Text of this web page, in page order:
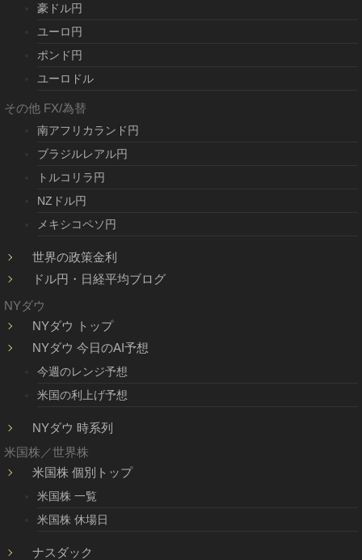
豪ドル円
ユーロ円
ポンド円
ユーロドル
その他 FX/為替
南アフリカランド円
ブラジルレアル円
トルコリラ円
NZドル円
メキシコペソ円
世界の政策金利
ドル円・日経平均ブログ
NYダウ
NYダウ トップ
NYダウ 今日のAI予想
今週のレンジ予想
米国の利上げ予想
NYダウ 時系列
米国株／世界株
米国株 個別トップ
米国株 一覧
米国株 休場日
ナスダック